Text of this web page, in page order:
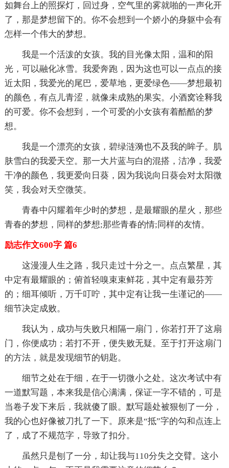
如舞台上的照探灯，回过身，空气里的雾就啪的一声化开
了，那是梦想留下的。你不会想到一个娇小的身躯中会有
怎样一个伟大的梦想。
我是一个活泼的女孩。我的目光像太阳，温和的阳
光，可以融化冰雪。我爱奔跑，因为这也可以一点点的接
近太阳，我爱光的尾巴，爱草地，更爱绿色——梦想最初
的颜色，有点儿青涩，就像未成熟的果实。小酒窝诠释我
的可爱。你不会想到，一个可爱的小女孩有着酷酷的梦
想。
我是一个漂亮的女孩，碧绿涟漪也不及我的眸子。肌
肤雪白的我爱天空。那一大片蓝与白的混搭，洁净，我爱
干净的颜色，我更爱向日葵，因为我说向日葵会对太阳微
笑，我会对天空微笑。
青春中闪耀着年少时的梦想，是最耀眼的星火，那些
青春的梦想，同样的梦想;那些青春的情;同样的友情。
励志作文600字 篇6
这漫漫人生之路，我只走过十分之一。点点繁星，其
中定有最耀眼的；俯首轻嗅束束鲜花，其中定有最芬芳
的；细耳倾听，万千叮咛，其中定有让我一生谨记的——
细节决定成败。
我认为，成功与失败只相隔一扇门，你若打开了这扇
门，你便成功；若打不开，便失败无疑。至于打开这扇门
的方法，就是发现细节的钥匙。
细节之处在于细，在于一切微小之处。这次考试中有
一道默写题，本来我是信心满满，保证一字不错的，可是
当卷子发下来后，我就傻了眼。默写题处被狠刨了一分，
我的心也好像被刀扎了一下。原来是“抵”字的勾和点连上
了，成了不规范字，导致了扣分。
虽然只是刨了一分，却让我与110分失之交臂。这小